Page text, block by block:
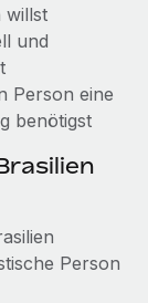
Ländern
willst
und
Person eine
benötigst
Person